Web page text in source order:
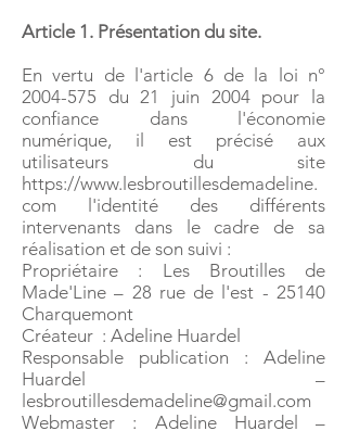
Article 1. Présentation du site.
En vertu de l'article 6 de la loi n°
2004-575 du 21 juin 2004 pour la
confiance dans l'économie
numérique, il est précisé aux
utilisateurs du site
https://www.lesbroutillesdemadeline.
com l'identité des différents
intervenants dans le cadre de sa
réalisation et de son suivi :
Propriétaire : Les Broutilles de
Made'Line – 28 rue de l'est - 25140
Charquemont
Créateur : Adeline Huardel
Responsable publication : Adeline
Huardel –
lesbroutillesdemadeline@gmail.com
Webmaster : Adeline Huardel –